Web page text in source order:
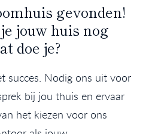
gevonden!
jouw huis nog
doe je?
succes. Nodig ons uit voor
bij jou thuis en ervaar
het kiezen voor ons